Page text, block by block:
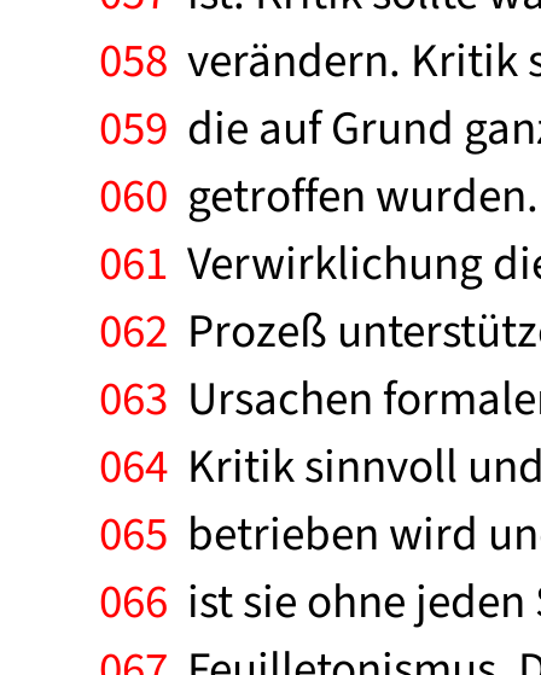
058 verändern. Kritik
059 die auf Grund
060 getroffen
061 Verwirklichung
062 Prozeß
063 Ursachen
064 Kritik sinnvoll
065 betrieben wird
066 ist sie ohne